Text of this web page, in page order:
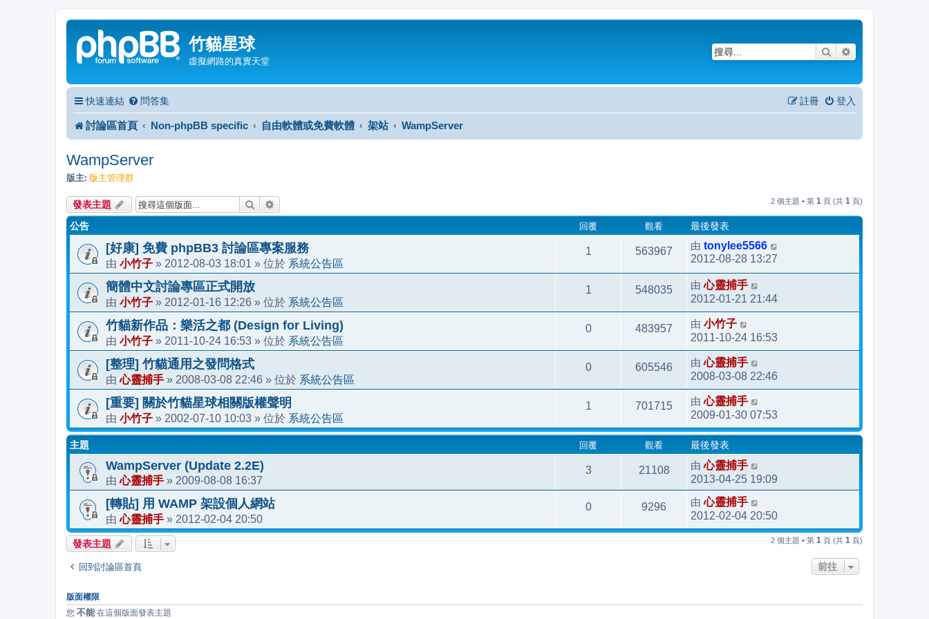
竹貓星球
虛擬網路的真實天堂
搜尋
快速連結 問答集 登入
註冊
討論區首頁 Non-phpBB specific 自由軟體或免費軟體 架站 WampServer
WampServer
版主: 版主管理群
發表主題 搜尋 2 個主題 • 第 1 頁 (共 1 頁)
公告 回覆 觀看 最後發表
[好康] 免費 phpBB3 討論區專案服務
由 小竹子 » 2012-08-03 18:01 » 位於 系統公告區
1 563967 由 tonylee5566
2012-08-28 13:27
簡體中文討論專區正式開放
由 小竹子 » 2012-01-16 12:26 » 位於 系統公告區
1 548035 由心靈捕手
2012-01-21 21:44
竹貓新作品：樂活之都 (Design for Living)
由 小竹子 » 2011-10-24 16:53 » 位於 系統公告區
0 483957 由 小竹子
2011-10-24 16:53
[整理] 竹貓通用之發問格式
由心靈捕手 » 2008-03-08 22:46 » 位於 系統公告區
0 605546 由心靈捕手
2008-03-08 22:46
[重要] 關於竹貓星球相關版權聲明
由 小竹子 » 2002-07-10 10:03 » 位於 系統公告區
1 701715 由心靈捕手
2009-01-30 07:53
主題 回覆 觀看 最後發表
WampServer (Update 2.2E)
由心靈捕手 » 2009-08-08 16:37
3 21108 由心靈捕手
2013-04-25 19:09
[轉貼] 用 WAMP 架設個人網站
由心靈捕手 » 2012-02-04 20:50
0 9296 由心靈捕手
2012-02-04 20:50
發表主題 2 個主題 • 第 1 頁 (共 1 頁)
回到討論區首頁 前往
版面權限
您 不能 在這個版面發表主題